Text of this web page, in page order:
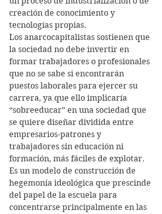
creación de conocimiento y
tecnologías propias.
Los anarcocapitalistas sostienen que
la sociedad no debe invertir en
formar trabajadores o profesionales
que no se sabe si encontrarán
puestos laborales para ejercer su
carrera, ya que ello implicaría
“sobreeducar” en una sociedad que
se quiere diseñar dividida entre
empresarios-patrones y
trabajadores sin educación ni
formación, más fáciles de explotar.
Es un modelo de construcción de
hegemonía ideológica que prescinde
del papel de la escuela para
concentrarse principalmente en las